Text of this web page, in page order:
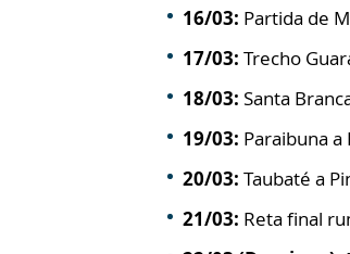
16/03: Partida de
17/03: Trecho
18/03: Santa
19/03: Paraibuna a
20/03: Taubaté a
21/03: Reta final